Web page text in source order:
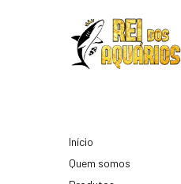
Início
Quem somos